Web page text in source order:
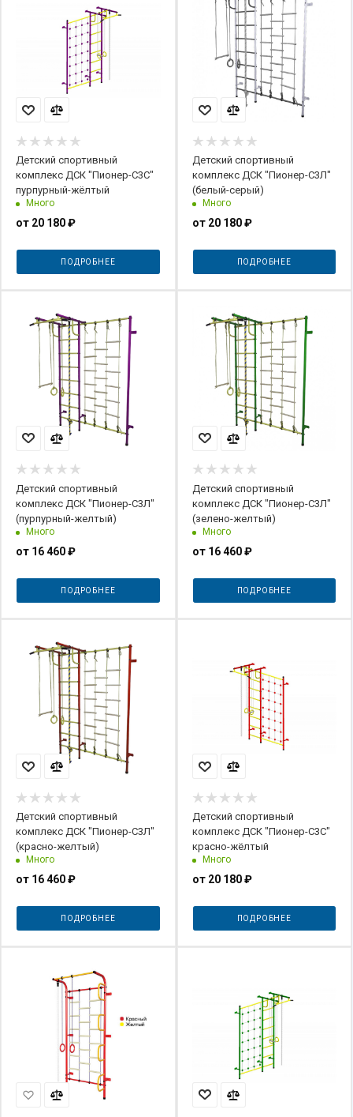
Детский спортивный
комплекс ДСК "Пионер-С3С"
пурпурный-жёлтый
Много
от 20 180 ₽
ПОДРОБНЕЕ
Детский спортивный
комплекс ДСК "Пионер-С3Л"
(белый-серый)
Много
от 20 180 ₽
ПОДРОБНЕЕ
Детский спортивный
комплекс ДСК "Пионер-С3Л"
(пурпурный-желтый)
Много
от 16 460 ₽
ПОДРОБНЕЕ
Детский спортивный
комплекс ДСК "Пионер-С3Л"
(зелено-желтый)
Много
от 16 460 ₽
ПОДРОБНЕЕ
Детский спортивный
комплекс ДСК "Пионер-С3Л"
(красно-желтый)
Много
от 16 460 ₽
ПОДРОБНЕЕ
Детский спортивный
комплекс ДСК "Пионер-С3С"
красно-жёлтый
Много
от 20 180 ₽
ПОДРОБНЕЕ